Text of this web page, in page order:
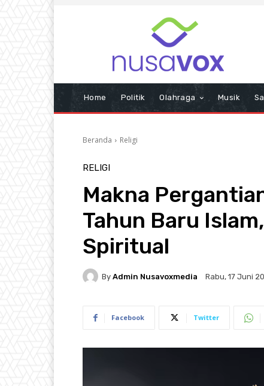
Home Politik Olahraga Musik
Beranda Religi
RELIGI
Makna
Tahun Baru
Spiritual
By Admin Nusavoxmedia Rabu, 17 Juni
Facebook Twitter